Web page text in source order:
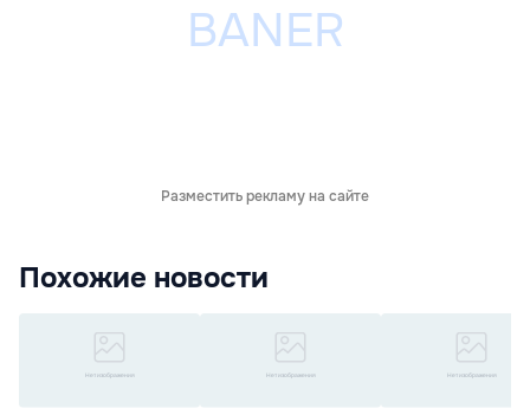
Разместить рекламу на сайте
Похожие новости